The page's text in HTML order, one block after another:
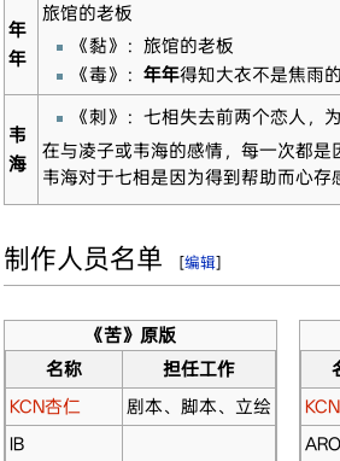
年
年
旅馆的老板
《黏》：旅馆的老板
《毒》： 年年得知大衣不是焦雨
韦
海
《刺》：七相失去前两个恋人，
在与凌子或韦海的感情，每一次都是
韦海对于七相是因为得到帮助而心存
制作人员名单 [编辑]
《苦》原版
名称
担任工作
KCN杏仁
剧本、脚本、立绘
IB